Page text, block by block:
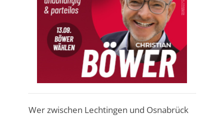
Wer zwischen Lechtingen und Osnabrück